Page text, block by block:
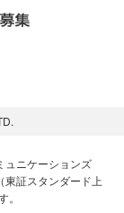
ュニケーションズ
東証スタンダード上